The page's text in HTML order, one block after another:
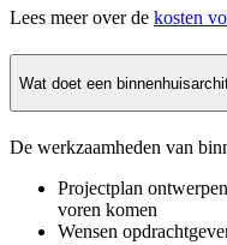
Lees meer over de kosten
Wat doet een
De werkzaamheden van
Projectplan
voren komen
Wensen